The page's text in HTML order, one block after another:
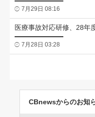
7月29日 08:16
医療事故対応研修、28年
7月28日 03:28
CBnewsからのお知